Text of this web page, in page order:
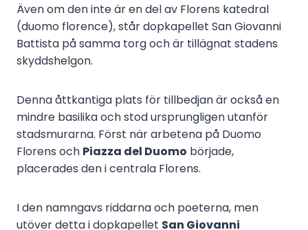
Även om den inte är en del av Florens katedral
(duomo florence), står dopkapellet San Giovanni
Battista på samma torg och är tillägnat stadens
skyddshelgon.
Denna åttkantiga plats för tillbedjan är också en
mindre basilika och stod ursprungligen utanför
stadsmurarna. Först när arbetena på Duomo
Florens och Piazza del Duomo började,
placerades den i centrala Florens.
I den namngavs riddarna och poeterna, men
utöver detta i dopkapellet San Giovanni